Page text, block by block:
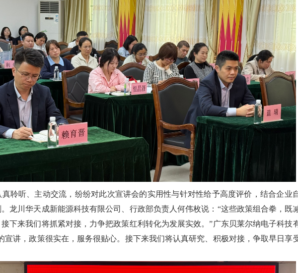
听、主动交流，纷纷对此次宣讲会的实用性与针对性给予高度评价，结合企业
龙川华天成新能源科技有限公司、行政部负责人何伟枚说：“这些政策组合拳，既
下来我们将抓紧对接，力争把政策红利转化为发展实效。”广东贝莱尔纳电子科技
宣讲，政策很实在，服务很贴心。接下来我们将认真研究、积极对接，争取早日享